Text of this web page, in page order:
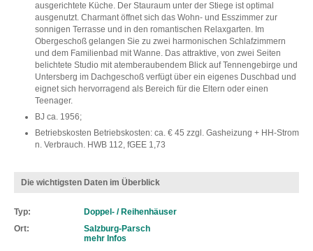
ausgerichtete Küche. Der Stauraum unter der Stiege ist optimal
ausgenutzt. Charmant öffnet sich das Wohn- und Esszimmer zur
sonnigen Terrasse und in den romantischen Relaxgarten. Im
Obergeschoß gelangen Sie zu zwei harmonischen Schlafzimmern
und dem Familienbad mit Wanne. Das attraktive, von zwei Seiten
belichtete Studio mit atemberaubendem Blick auf Tennengebirge und
Untersberg im Dachgeschoß verfügt über ein eigenes Duschbad und
eignet sich hervorragend als Bereich für die Eltern oder einen
Teenager.
BJ ca. 1956;
Betriebskosten Betriebskosten: ca. € 45 zzgl. Gasheizung + HH-Strom
n. Verbrauch. HWB 112, fGEE 1,73
Die wichtigsten Daten im Überblick
Typ
Doppel- / Reihenhäuser
Ort
Salzburg-Parsch
mehr Infos